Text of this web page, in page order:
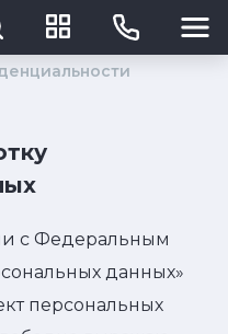
с Федеральным
данных»
персональных